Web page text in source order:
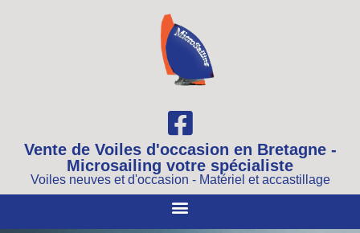
Vente de Voiles d'occasion en Bretagne -
Microsailing votre spécialiste
Voiles neuves et d'occasion - Matériel et accastillage